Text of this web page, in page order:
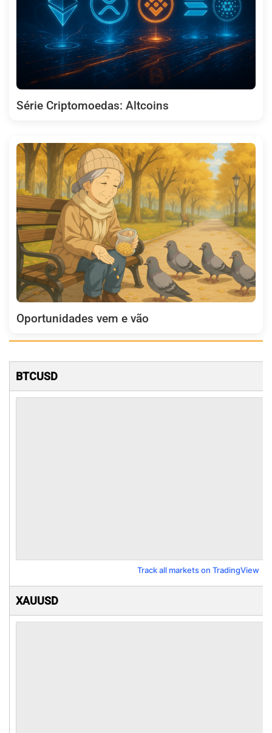
Série Criptomoedas: Altcoins
Oportunidades vem e vão
BTCUSD
Track all markets on TradingView
XAUUSD